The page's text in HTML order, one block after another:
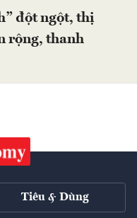
đột ngột, thị
rộng, thanh
Tiêu & Dùng